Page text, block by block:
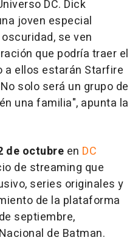
DC. Dick
joven especial
se ven
que podría traer el
a ellos estarán Starfire
solo será un grupo de
una familia", apunta la
de octubre en DC
de streaming que
series originales y
de la plataforma
septiembre,
de Batman.